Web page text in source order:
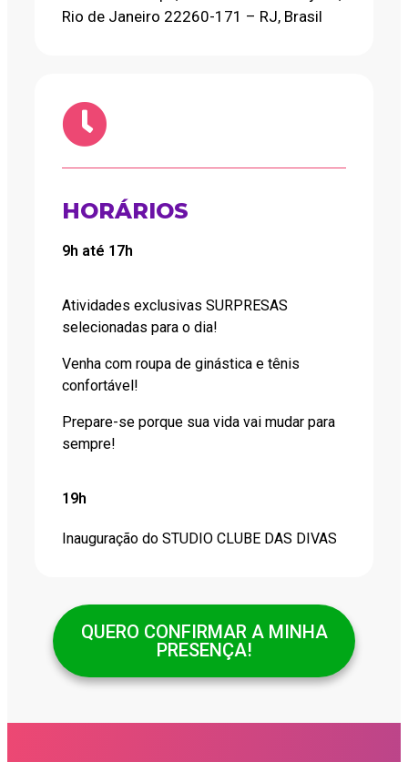
Rio de Janeiro 22260-171 – RJ, Brasil
HORÁRIOS
9h até 17h
Atividades exclusivas SURPRESAS
selecionadas para o dia!
Venha com roupa de ginástica e tênis
confortável!
Prepare-se porque sua vida vai mudar para
sempre!
19h
Inauguração do STUDIO CLUBE DAS DIVAS
QUERO CONFIRMAR A MINHA
PRESENÇA!